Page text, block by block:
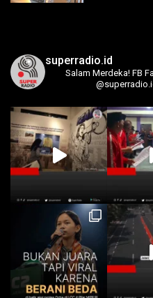
superradio.id
Salam Merdeka! FB